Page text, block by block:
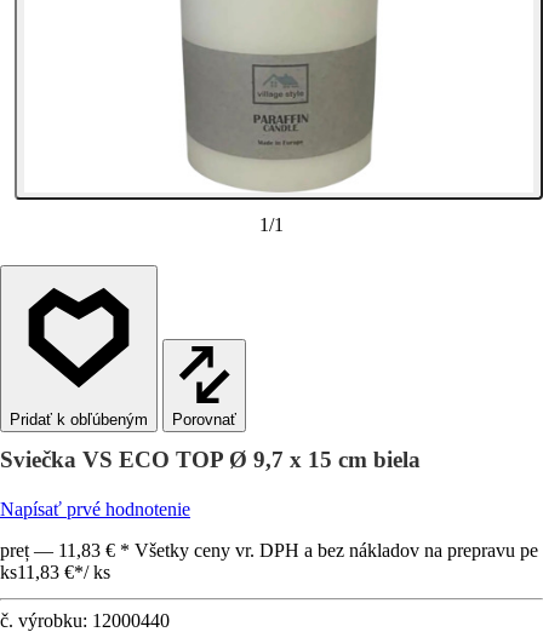
1/1
Porovnať
Sviečka VS ECO TOP Ø 9,7 x 15 cm biela
Napísať prvé hodnotenie
preț — 11,83 € * Všetky ceny vr. DPH a bez nákladov na prepravu pe
ks11,83 €*/ ks
č. výrobku: 12000440